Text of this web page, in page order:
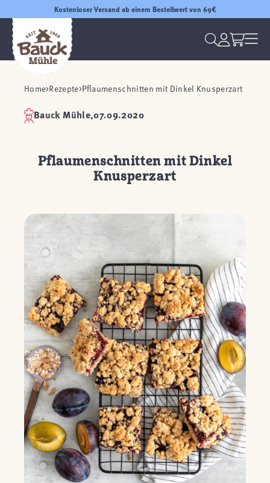
Kostenloser Versand ab einem Bestellwert von 69€
Home Rezepte Pflaumenschnitten mit Dinkel Knusperzart
Bauck Mühle,07.09.2020
Pflaumenschnitten mit Dinkel
Knusperzart